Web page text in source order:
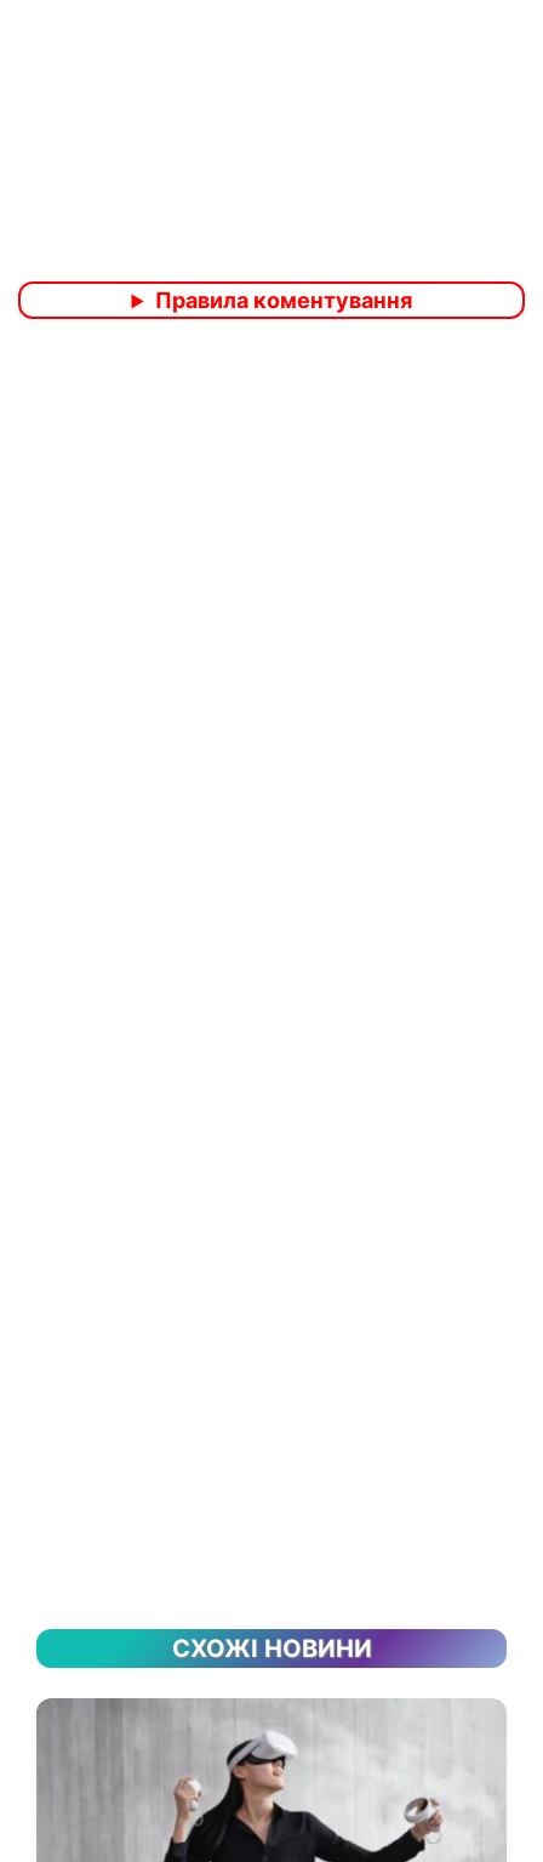
Правила коментування
СХОЖІ НОВИНИ